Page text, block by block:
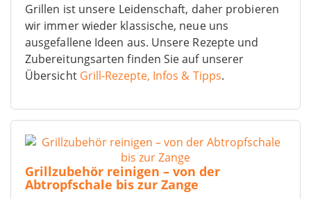
Grillen ist unsere Leidenschaft, daher probieren
wir immer wieder klassische, neue uns
ausgefallene Ideen aus. Unsere Rezepte und
Zubereitungsarten finden Sie auf unserer
Übersicht Grill-Rezepte, Infos & Tipps.
Grillzubehör reinigen – von der
Abtropfschale bis zur Zange